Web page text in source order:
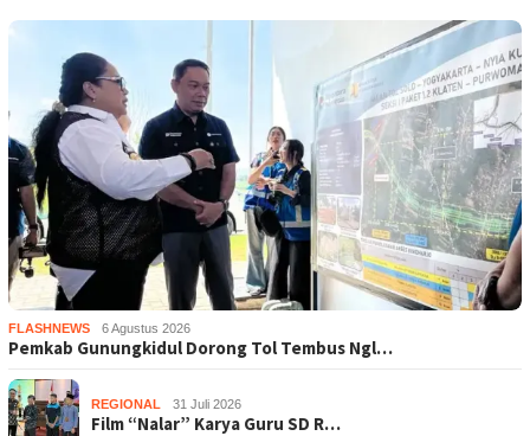
FLASHNEWS 6 Agustus 2026
Pemkab Gunungkidul Dorong Tol Tembus Ngl…
REGIONAL 31 Juli 2026
Film “Nalar” Karya Guru SD R…